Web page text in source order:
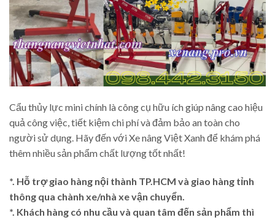
Cẩu thủy lực mini chính là công cụ hữu ích giúp nâng cao hiệu
quả công việc, tiết kiệm chi phí và đảm bảo an toàn cho
người sử dụng. Hãy đến với Xe nâng Việt Xanh để khám phá
thêm nhiều sản phẩm chất lượng tốt nhất!
*. Hỗ trợ giao hàng nội thành TP.HCM và giao hàng tỉnh
thông qua chành xe/nhà xe vận chuyển.
*. Khách hàng có nhu cầu và quan tâm đến sản phẩm thì